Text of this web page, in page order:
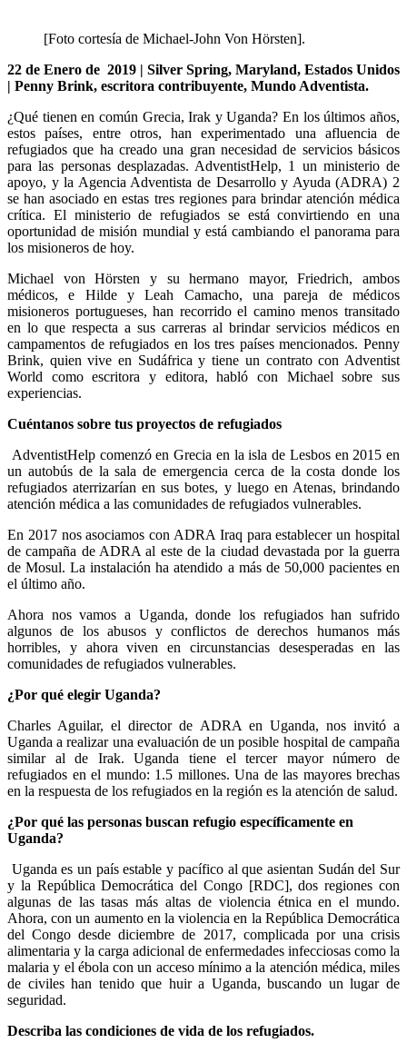
[Foto cortesía de Michael-John Von Hörsten].
22 de Enero de 2019 | Silver Spring, Maryland, Estados Unidos
| Penny Brink, escritora contribuyente, Mundo Adventista.
¿Qué tienen en común Grecia, Irak y Uganda? En los últimos años,
estos países, entre otros, han experimentado una afluencia de
refugiados que ha creado una gran necesidad de servicios básicos
para las personas desplazadas. AdventistHelp, 1 un ministerio de
apoyo, y la Agencia Adventista de Desarrollo y Ayuda (ADRA) 2
se han asociado en estas tres regiones para brindar atención médica
crítica. El ministerio de refugiados se está convirtiendo en una
oportunidad de misión mundial y está cambiando el panorama para
los misioneros de hoy.
Michael von Hörsten y su hermano mayor, Friedrich, ambos
médicos, e Hilde y Leah Camacho, una pareja de médicos
misioneros portugueses, han recorrido el camino menos transitado
en lo que respecta a sus carreras al brindar servicios médicos en
campamentos de refugiados en los tres países mencionados. Penny
Brink, quien vive en Sudáfrica y tiene un contrato con Adventist
World como escritora y editora, habló con Michael sobre sus
experiencias.
Cuéntanos sobre tus proyectos de refugiados
AdventistHelp comenzó en Grecia en la isla de Lesbos en 2015 en
un autobús de la sala de emergencia cerca de la costa donde los
refugiados aterrizarían en sus botes, y luego en Atenas, brindando
atención médica a las comunidades de refugiados vulnerables.
En 2017 nos asociamos con ADRA Iraq para establecer un hospital
de campaña de ADRA al este de la ciudad devastada por la guerra
de Mosul. La instalación ha atendido a más de 50,000 pacientes en
el último año.
Ahora nos vamos a Uganda, donde los refugiados han sufrido
algunos de los abusos y conflictos de derechos humanos más
horribles, y ahora viven en circunstancias desesperadas en las
comunidades de refugiados vulnerables.
¿Por qué elegir Uganda?
Charles Aguilar, el director de ADRA en Uganda, nos invitó a
Uganda a realizar una evaluación de un posible hospital de campaña
similar al de Irak. Uganda tiene el tercer mayor número de
refugiados en el mundo: 1.5 millones. Una de las mayores brechas
en la respuesta de los refugiados en la región es la atención de salud.
¿Por qué las personas buscan refugio específicamente en
Uganda?
Uganda es un país estable y pacífico al que asientan Sudán del Sur
y la República Democrática del Congo [RDC], dos regiones con
algunas de las tasas más altas de violencia étnica en el mundo.
Ahora, con un aumento en la violencia en la República Democrática
del Congo desde diciembre de 2017, complicada por una crisis
alimentaria y la carga adicional de enfermedades infecciosas como la
malaria y el ébola con un acceso mínimo a la atención médica, miles
de civiles han tenido que huir a Uganda, buscando un lugar de
seguridad.
Describa las condiciones de vida de los refugiados.